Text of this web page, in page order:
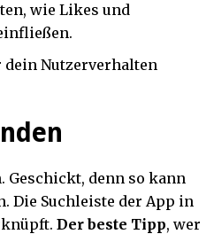
wie Likes und
dein Nutzerverhalten
Geschickt, denn so kann
Die Suchleiste der App in
Der beste Tipp, wer